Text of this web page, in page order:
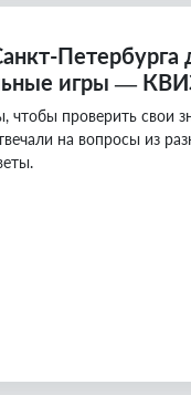
игры — КВИЗ
чтобы проверить свои
на вопросы из